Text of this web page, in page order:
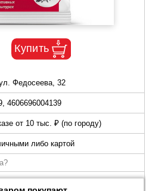
Федосеева, 32
4606696004139
от 10 тыс. ₽ (по городу)
либо картой